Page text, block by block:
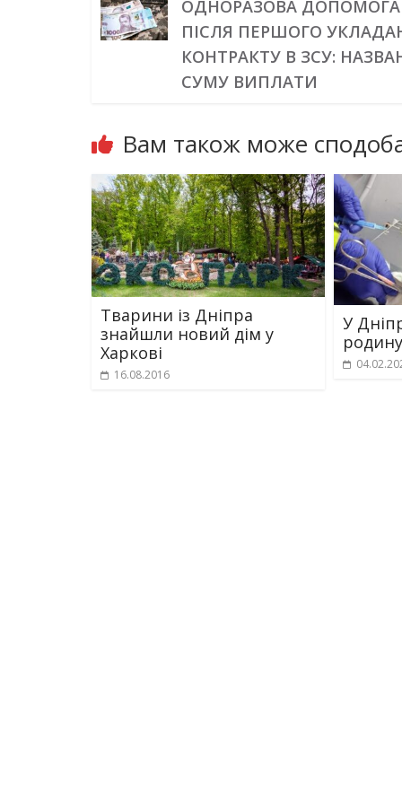
ОДНОРАЗОВА ДОПОМОГА
ПІСЛЯ ПЕРШОГО
КОНТРАКТУ В ЗСУ:
СУМУ ВИПЛАТИ
Вам також може
Тварини із Дніпра
знайшли новий дім у
Харкові
16.08.2016
У